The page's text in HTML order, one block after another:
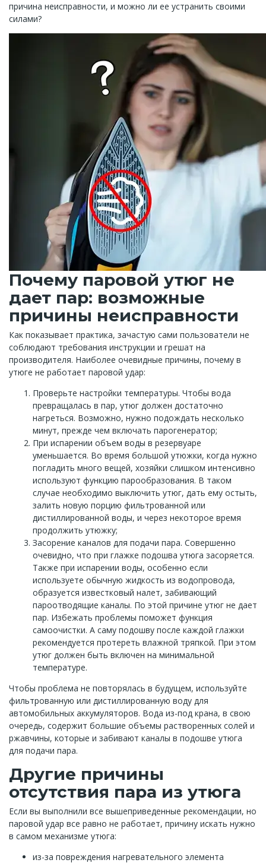
причина неисправности, и можно ли ее устранить своими
силами?
Почему паровой утюг не
дает пар: возможные
причины неисправности
Как показывает практика, зачастую сами пользователи не
соблюдают требования инструкции и грешат на
производителя. Наиболее очевидные причины, почему в
утюге не работает паровой удар:
Проверьте настройки температуры. Чтобы вода
превращалась в пар, утюг должен достаточно
нагреться. Возможно, нужно подождать несколько
минут, прежде чем включать парогенератор;
При испарении объем воды в резервуаре
уменьшается. Во время большой утюжки, когда нужно
погладить много вещей, хозяйки слишком интенсивно
используют функцию парообразования. В таком
случае необходимо выключить утюг, дать ему остыть,
залить новую порцию фильтрованной или
дистиллированной воды, и через некоторое время
продолжить утюжку;
Засорение каналов для подачи пара. Совершенно
очевидно, что при глажке подошва утюга засоряется.
Также при испарении воды, особенно если
используете обычную жидкость из водопровода,
образуется известковый налет, забивающий
пароотводящие каналы. По этой причине утюг не дает
пар. Избежать проблемы поможет функция
самоочистки. А саму подошву после каждой глажки
рекомендуется протереть влажной тряпкой. При этом
утюг должен быть включен на минимальной
температуре.
Чтобы проблема не повторялась в будущем, используйте
фильтрованную или дистиллированную воду для
автомобильных аккумуляторов. Вода из-под крана, в свою
очередь, содержит большие объемы растворенных солей и
ржавчины, которые и забивают каналы в подошве утюга
для подачи пара.
Другие причины
отсутствия пара из утюга
Если вы выполнили все вышеприведенные рекомендации, но
паровой удар все равно не работает, причину искать нужно
в самом механизме утюга:
из-за повреждения нагревательного элемента